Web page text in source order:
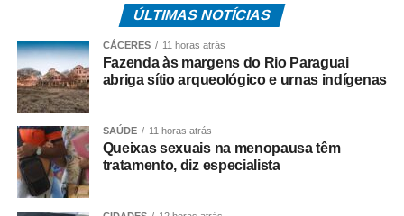
*Como surgiu o caso*
O acordo investigado envolve uma disputa tributária entre
o Governo de Mato Grosso e a Oi S.A., encerrada por
meio de um acordo administrativo que movimentou cerca
de R$ 308 milhões.
Na coletiva, Pedro Taques afirmou que o Estado possuía
decisões judiciais favoráveis e que, por isso, não haveria
fundamento jurídico para a celebração do acordo da
forma como ocorreu. Segundo ele, a legislação estadual
ÚLTIMAS NOTÍCIAS
CÁCERES 11 horas atrás
Fazenda às margens do Rio Paraguai
abriga sítio arqueológico e urnas indígenas
SAÚDE 11 horas atrás
Queixas sexuais na menopausa têm
tratamento, diz especialista